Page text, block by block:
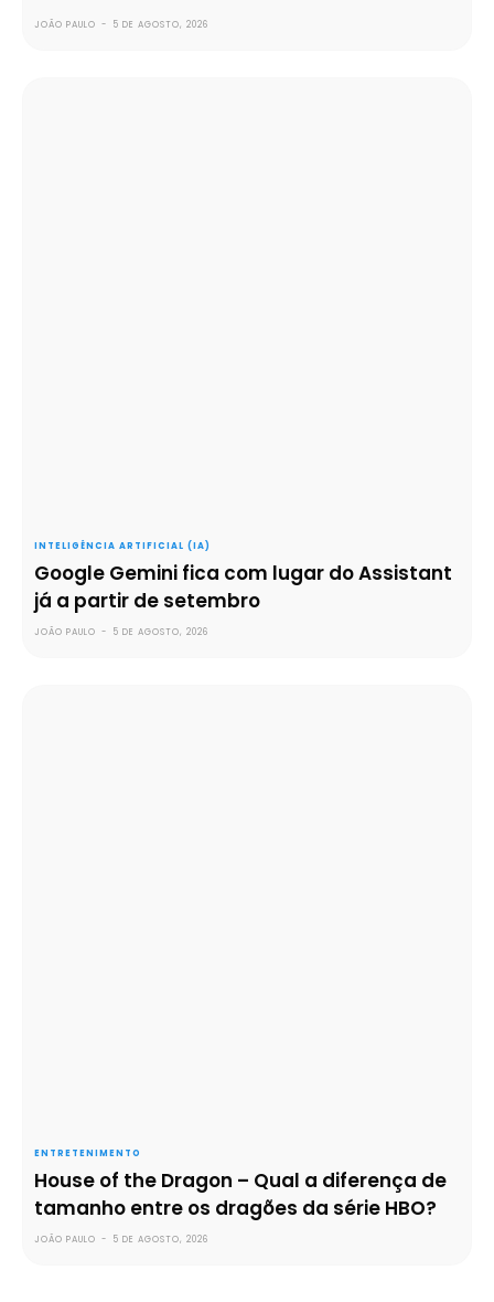
JOÃO PAULO - 5 DE AGOSTO, 2026
INTELIGÊNCIA ARTIFICIAL (IA)
Google Gemini fica com lugar do Assistant
já a partir de setembro
JOÃO PAULO - 5 DE AGOSTO, 2026
ENTRETENIMENTO
House of the Dragon – Qual a diferença de
tamanho entre os dragões da série HBO?
JOÃO PAULO - 5 DE AGOSTO, 2026